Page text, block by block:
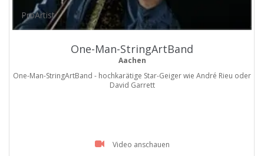
ProArtist
One-Man-StringArtBand
Aachen
One-Man-StringArtBand - hochkarätige Star-Geiger wie André Rieu oder
David Garrett
Video anschauen